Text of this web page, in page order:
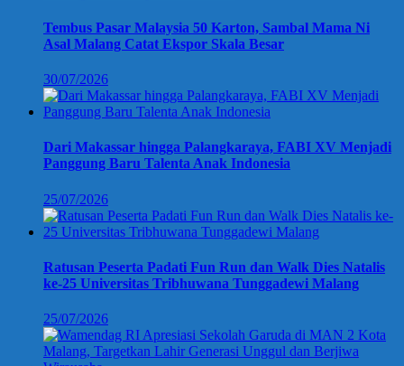
Tembus Pasar Malaysia 50 Karton, Sambal Mama Ni
Asal Malang Catat Ekspor Skala Besar
30/07/2026
Dari Makassar hingga Palangkaraya, FABI XV Menjadi
Panggung Baru Talenta Anak Indonesia
25/07/2026
Ratusan Peserta Padati Fun Run dan Walk Dies Natalis
ke-25 Universitas Tribhuwana Tunggadewi Malang
25/07/2026